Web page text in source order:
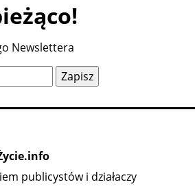
Newslettera
publicystów i działaczy